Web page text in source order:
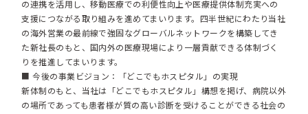
の連携を活用し、移動医療での利便性向上や医療提供体制充実への
支援につながる取り組みを進めてまいります。四半世紀にわたり当社
の海外営業の最前線で強固なグローバルネットワークを構築してき
た新社長のもと、国内外の医療現場により一層貢献できる体制づく
りを推進してまいります。
■ 今後の事業ビジョン：「どこでもホスピタル」の実現
新体制のもと、当社は「どこでもホスピタル」構想を掲げ、病院以外
の場所であっても患者様が質の高い診断を受けることができる社会の